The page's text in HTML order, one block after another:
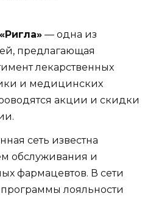
— одна из
предлагающая
лекарственных
и медицинских
акции и скидки
сеть известна
обслуживания и
фармацевтов. В сети
лояльности